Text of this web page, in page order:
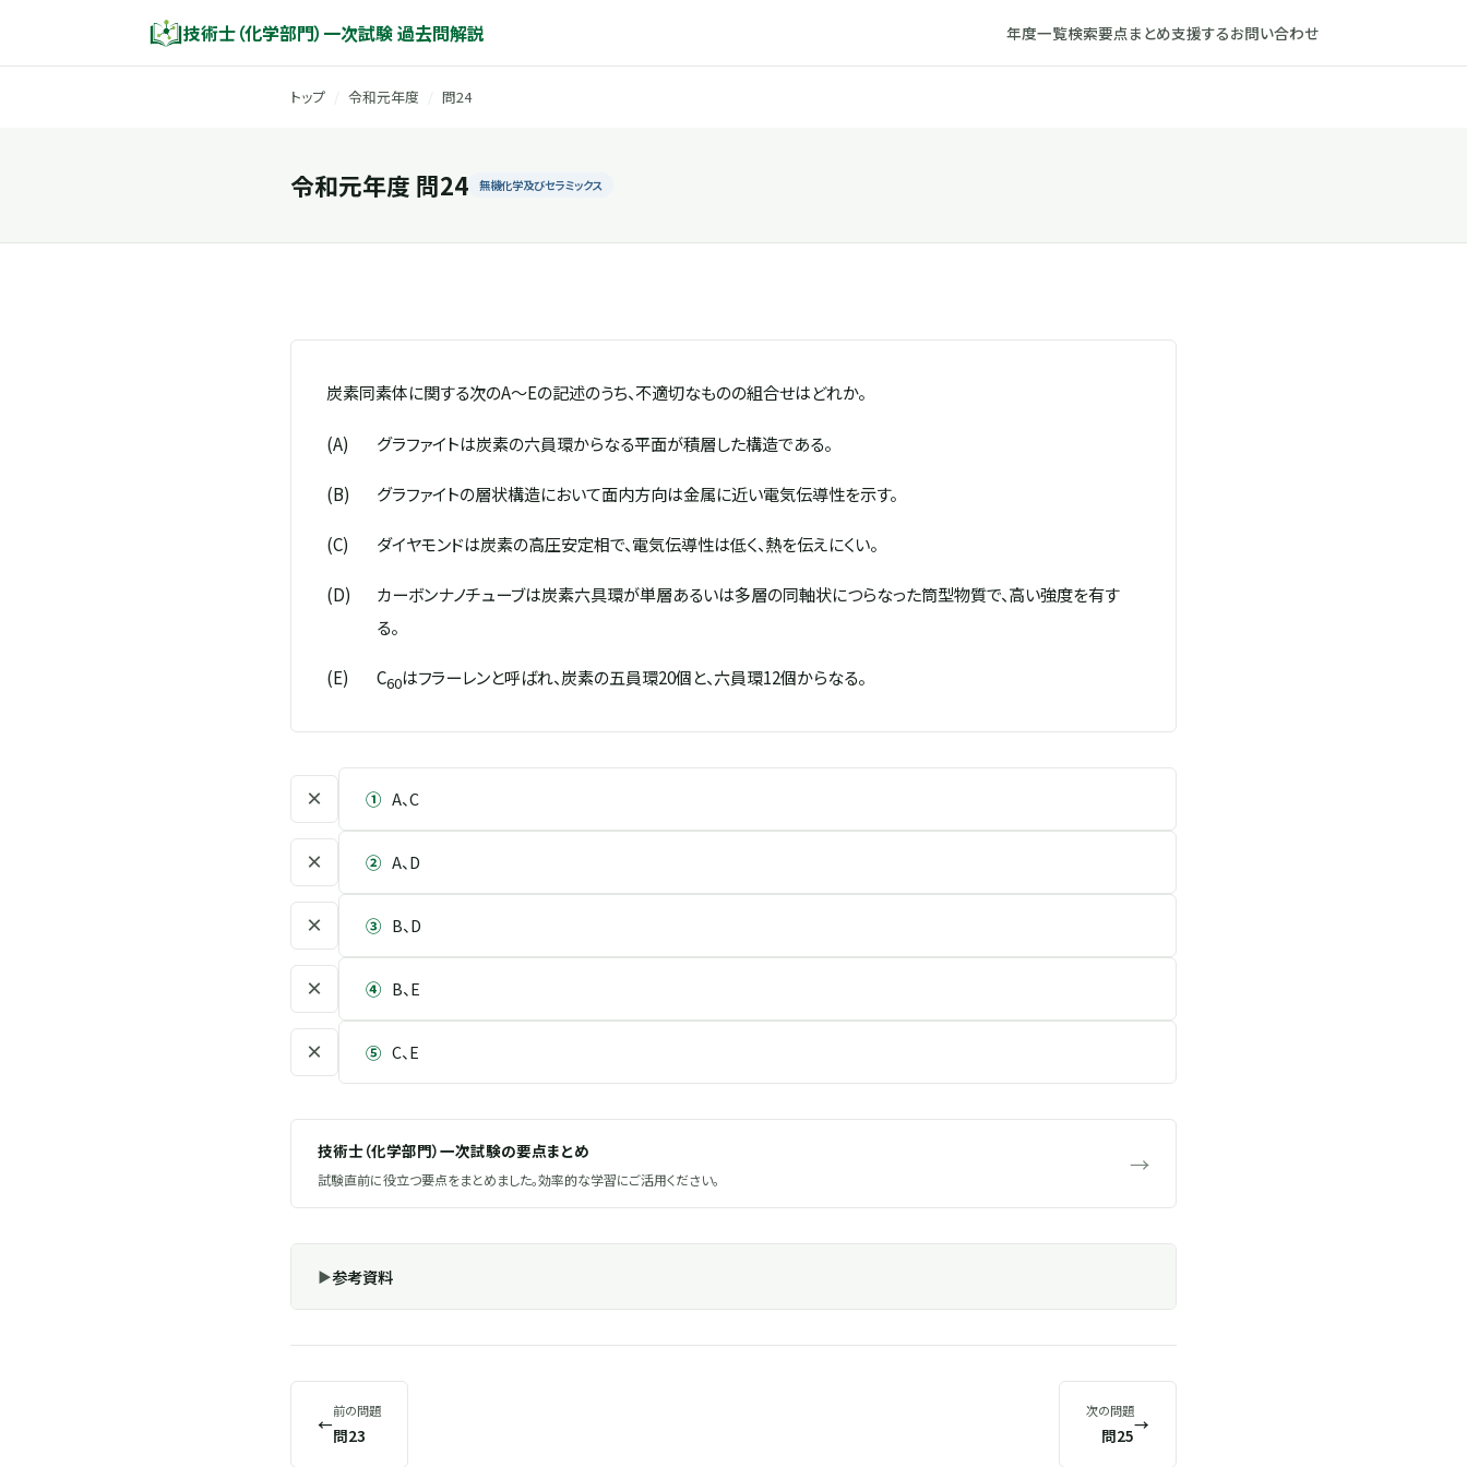
技術士（化学部門）一次試験 過去問解説 年度一覧検索要点まとめ支援するお問い合わせ
トップ 令和元年度 問24
令和元年度 問24 無機化学及びセラミックス
炭素同素体に関する次のA～Eの記述のうち、不適切なものの組合せはどれか。
(A) グラファイトは炭素の六員環からなる平面が積層した構造である。
(B) グラファイトの層状構造において面内方向は金属に近い電気伝導性を示す。
(C) ダイヤモンドは炭素の高圧安定相で、電気伝導性は低く、熱を伝えにくい。
(D)
カーボンナノチューブは炭素六具環が単層あるいは多層の同軸状につらなった筒型物質で、高い強度を有す
る。
(E) C60はフラーレンと呼ばれ、炭素の五員環20個と、六員環12個からなる。
× ① A、C
× ② A、D
× ③ B、D
× ④ B、E
× ⑤ C、E
技術士（化学部門）一次試験の要点まとめ
試験直前に役立つ要点をまとめました。効率的な学習にご活用ください。
→
参考資料
←
前の問題
問23
次の問題
問25
→